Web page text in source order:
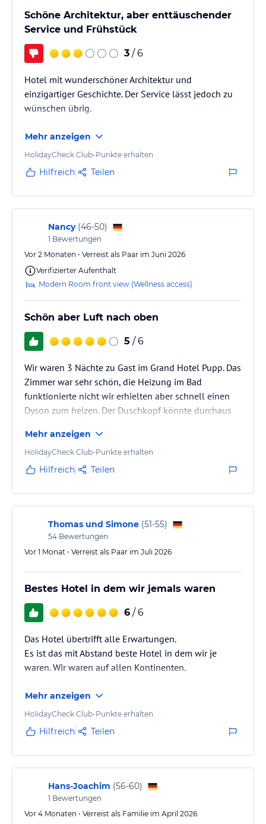
Dampfsauna, eine Salzgrotte und ein Fitnessstudio. Es werden
mehr als 30 verschiedene Behandlungen von Beauty bis
Physiotherapie angeboten.
Hinweis:
Verfasst von HolidayCheck mit Hilfe von KI. Alle
verbindlichenAngebotsdetailsdes jeweiligen Veranstalters.
Schöne Architektur, aber enttäuschender
Service und Frühstück
3 / 6
Hotel mit wunderschöner Architektur und
einzigartiger Geschichte. Der Service lässt jedoch zu
wünschen übrig.
Mehr anzeigen
HolidayCheck Club-Punkte erhalten
Hilfreich Teilen
Nancy (46-50)
1 Bewertungen
Vor 2 Monaten • Verreist als Paar im Juni 2026
Verifizierter Aufenthalt
Modern Room front view (Wellness access)
Schön aber Luft nach oben
5 / 6
Wir waren 3 Nächte zu Gast im Grand Hotel Pupp. Das
Zimmer war sehr schön, die Heizung im Bad
funktionierte nicht wir erhielten aber schnell einen
Dyson zum heizen. Der Duschkopf könnte durchaus
Rezeption und auch der Bagagist waren unglaublich
freundlich und hilfsbereit.
Verbesserungsbedarf beim Servicepersonal im
Frühstücksraum. Es wird nicht nach Kaffee oder Tee
gefragt und zum Teil einfach abgeräumt ohne zu
fragen.…
Mehr anzeigen
HolidayCheck Club-Punkte erhalten
Hilfreich Teilen
Thomas und Simone (51-55)
54 Bewertungen
Vor 1 Monat • Verreist als Paar im Juli 2026
Bestes Hotel in dem wir jemals waren
6 / 6
Das Hotel übertrifft alle Erwartungen.
Es ist das mit Abstand beste Hotel in dem wir je
waren. Wir waren auf allen Kontinenten.
Mehr anzeigen
HolidayCheck Club-Punkte erhalten
Hilfreich Teilen
Hans-Joachim (56-60)
1 Bewertungen
Vor 4 Monaten • Verreist als Familie im April 2026